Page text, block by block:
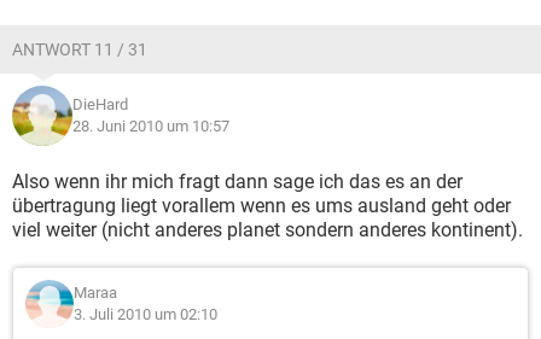
ANTWORT 11 / 31
DieHard
28. Juni 2010 um 10:57
Also wenn ihr mich fragt dann sage ich das es an der
übertragung liegt vorallem wenn es ums ausland geht oder
viel weiter (nicht anderes planet sondern anderes kontinent).
Maraa
3. Juli 2010 um 02:10